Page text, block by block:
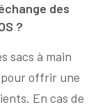
des
?
sacs à main
pour offrir une
En cas de